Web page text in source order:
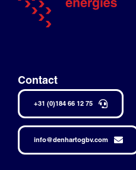
Contact
+31 (0)184 66 12 75
info@denhartogbv.com